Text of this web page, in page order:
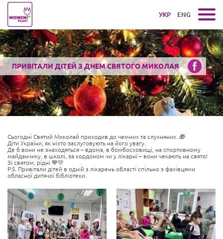
ПРИВІТАЛИ ДІТЕЙ З ДНЕМ СВЯТОГО МИКОЛАЯ
Сьогодні Святий Миколай приходив до чемних та слухняних. 🎁
Діти України, як ніхто заслуговують на його увагу.
Де б вони не знаходяться – вдома, в бомбосховищі, на спортивному
майданчику, в школі, за кордоном чи у лікарні – вони чекають на свято!
Зі святом, рідні 💙💛
P.S. Привітали дітей в одній з лікарень області спільно з фахівцями
обласної дитячої бібліотеки.
УКР ENG